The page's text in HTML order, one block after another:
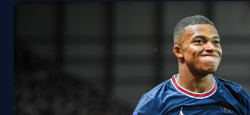
REAL MADRID